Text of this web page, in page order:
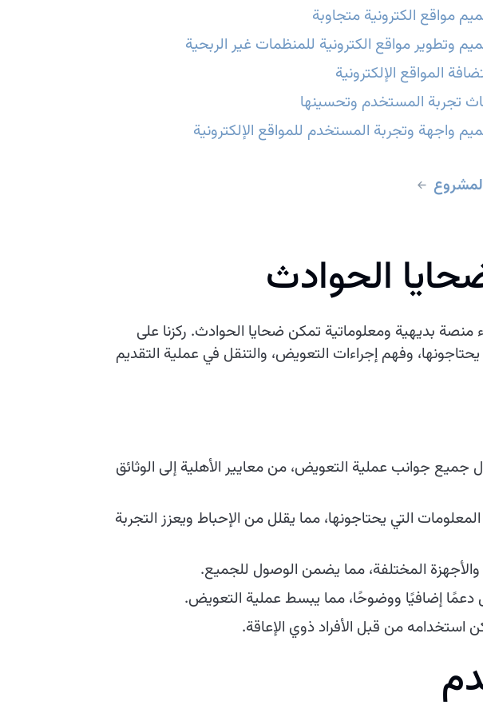
مواقع الكترونية متجاوبة
وتطوير مواقع الكترونية للمنظمات غير الربحية
المواقع الإلكترونية
تجربة المستخدم وتحسينها
واجهة وتجربة المستخدم للمواقع الإلكترونية
الحوادث
بديهية ومعلوماتية تمكن ضحايا الحوادث. ركزنا على
وفهم إجراءات التعويض، والتنقل في عملية التقديم
جوانب عملية التعويض، من معايير الأهلية إلى الوثائق
التي يحتاجونها، مما يقلل من الإحباط ويعزز التجربة
المختلفة، مما يضمن الوصول للجميع.
دعمًا إضافيًا ووضوحًا، مما يبسط عملية التعويض.
استخدامه من قبل الأفراد ذوي الإعاقة.